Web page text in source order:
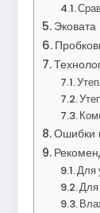
Эковата
Ошибки
Для
Для